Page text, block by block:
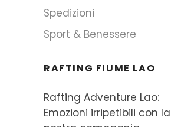
Spedizioni
Sport & Benessere
RAFTING FIUME LAO
Rafting Adventure Lao:
Emozioni irripetibili con la